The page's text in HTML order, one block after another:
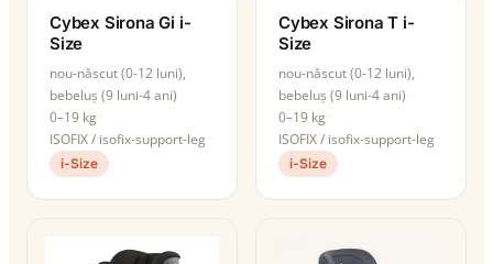
Cybex Sirona Gi i-
Size
nou-născut (0-12 luni),
bebeluș (9 luni-4 ani)
0–19 kg
ISOFIX / isofix-support-leg
i-Size
Cybex Sirona T i-
Size
nou-născut (0-12 luni),
bebeluș (9 luni-4 ani)
0–19 kg
ISOFIX / isofix-support-leg
i-Size